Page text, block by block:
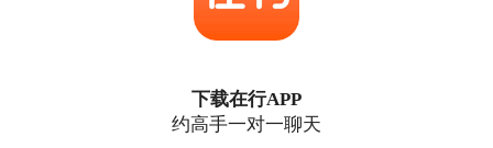
下载在行APP
约高手一对一聊天